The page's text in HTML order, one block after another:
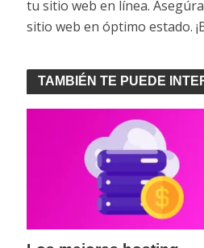
tu sitio web en línea.
sitio web en óptimo estado.
TAMBIÉN TE PUEDE